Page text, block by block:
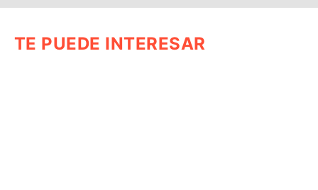
TE PUEDE INTERESAR